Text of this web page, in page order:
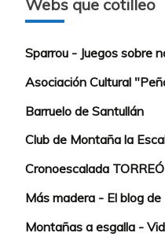
Webs que cotilleo
Sparrou - Juegos sobre
Asociación Cultural
Barruelo de Santullán
Club de Montaña la
Cronoescalada
Más madera - El blog de
Montañas a esgalla -